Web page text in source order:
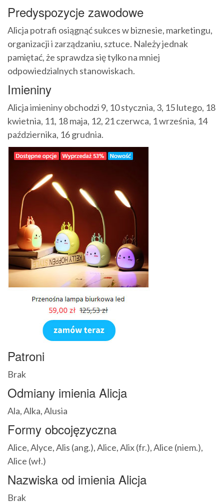
Predyspozycje zawodowe
Alicja potrafi osiągnąć sukces w biznesie, marketingu,
organizacji i zarządzaniu, sztuce. Należy jednak
pamiętać, że sprawdza się tylko na mniej
odpowiedzialnych stanowiskach.
Imieniny
Alicja imieniny obchodzi 9, 10 stycznia, 3, 15 lutego, 18
kwietnia, 11, 18 maja, 12, 21 czerwca, 1 września, 14
października, 16 grudnia.
Patroni
Brak
Odmiany imienia Alicja
Ala, Alka, Alusia
Formy obcojęzyczna
Alice, Alyce, Alis (ang.), Alice, Alix (fr.), Alice (niem.),
Alice (wł.)
Nazwiska od imienia Alicja
Brak